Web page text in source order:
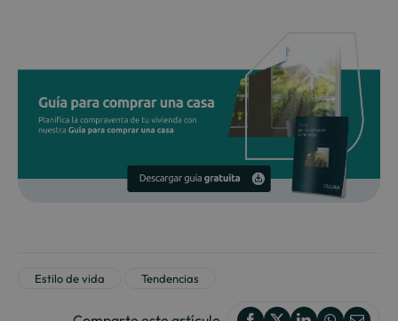
Estilo de vida Tendencias